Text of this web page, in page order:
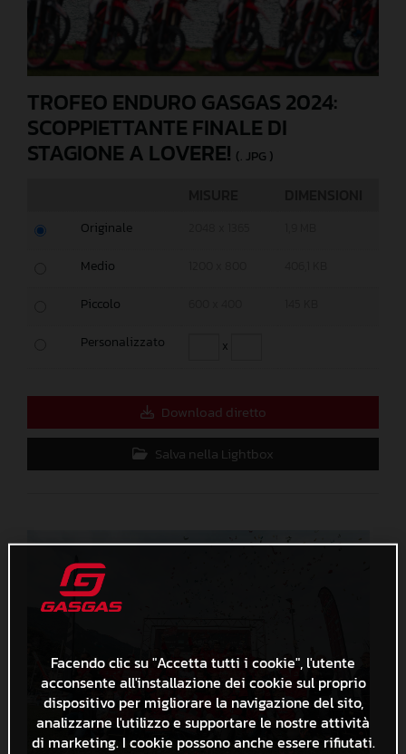
TROFEO ENDURO GASGAS 2024:
SCOPPIETTANTE FINALE DI
STAGIONE A LOVERE! (. JPG )
Originale
Medio
Piccolo
Personalizzato x
Download diretto
Salva nella Lightbox
Facendo clic su "Accetta tutti i cookie", l'utente
acconsente all'installazione dei cookie sul proprio
dispositivo per migliorare la navigazione del sito,
analizzarne l'utilizzo e supportare le nostre attività
di marketing. I cookie possono anche essere rifiutati.